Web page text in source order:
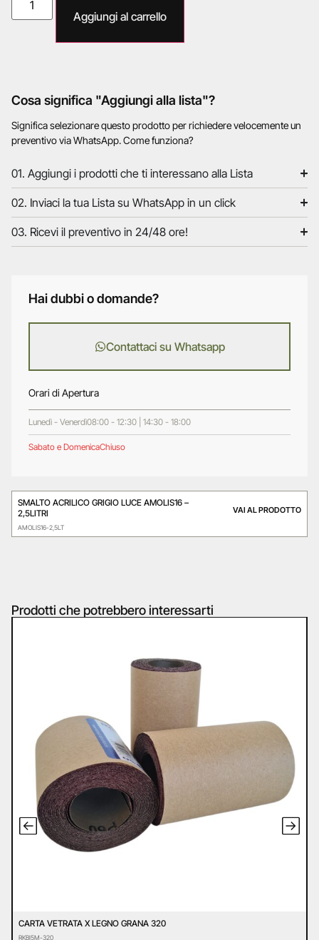
Aggiungi al carrello
Cosa significa "Aggiungi alla lista"?
Significa selezionare questo prodotto per richiedere velocemente un
preventivo via WhatsApp. Come funziona?
01. Aggiungi i prodotti che ti interessano alla Lista
02. Inviaci la tua Lista su WhatsApp in un click
03. Ricevi il preventivo in 24/48 ore!
Hai dubbi o domande?
Contattaci su Whatsapp
Orari di Apertura
Lunedì - Venerdì08:00 - 12:30 | 14:30 - 18:00
Sabato e DomenicaChiuso
SMALTO ACRILICO GRIGIO LUCE AMOLIS16 –
2,5LITRI
AMOLIS16-2,5LT
VAI AL PRODOTTO
Prodotti che potrebbero interessarti
CARTA VETRATA X LEGNO GRANA 320
RKBI5M-320